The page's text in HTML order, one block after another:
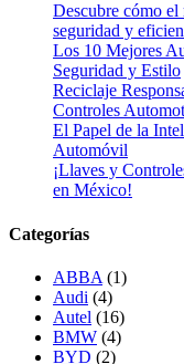
Descubre cómo el
seguridad y
Los 10 Mejores
Seguridad y Estilo
Reciclaje
Controles
El Papel de la
Automóvil
¡Llaves y
en México!
Categorías
ABBA (1)
Audi (4)
Autel (16)
BMW (4)
BYD (2)